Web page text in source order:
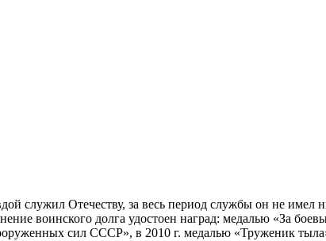
служил Отечеству, за весь период службы он не имел
воинского долга удостоен наград: медалью «За
сил СССР», в 2010 г. медалью «Труженик